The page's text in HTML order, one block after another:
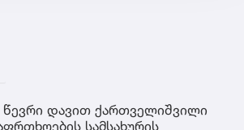
წევრი დავით ქართველიშვილი
სამსახურის